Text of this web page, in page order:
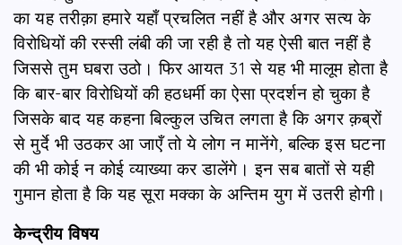
का यह तरीक़ा हमारे यहाँ प्रचलित नहीं है और अगर सत्य के
विरोधियों की रस्सी लंबी की जा रही है तो यह ऐसी बात नहीं है
जिससे तुम घबरा उठो। फिर आयत 31 से यह भी मालूम होता है
कि बार-बार विरोधियों की हठधर्मी का ऐसा प्रदर्शन हो चुका है
जिसके बाद यह कहना बिल्कुल उचित लगता है कि अगर क़ब्रों
से मुर्दे भी उठकर आ जाएँ तो ये लोग न मानेंगे, बल्कि इस घटना
की भी कोई न कोई व्याख्या कर डालेंगे। इन सब बातों से यही
गुमान होता है कि यह सूरा मक्का के अन्तिम युग में उतरी होगी।
केन्द्रीय विषय